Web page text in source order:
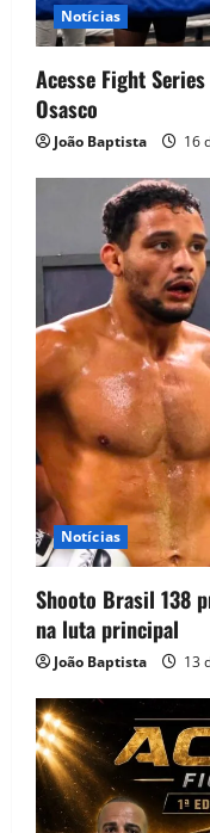
Notícias
Acesse Fight
Osasco
João Baptista 16
Notícias
Shooto Brasil 138
na luta principal
João Baptista 13